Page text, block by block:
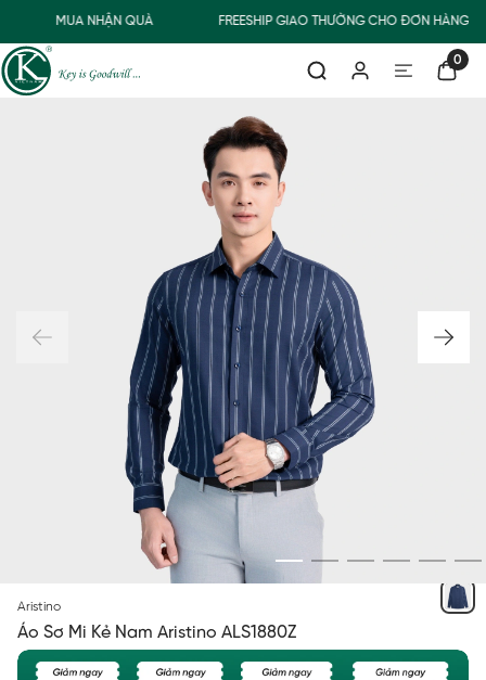
MUA NHẬN QUÀ FREESHIP GIAO THƯỜNG CHO ĐƠN HÀNG
0
Aristino
Áo Sơ Mi Kẻ Nam Aristino ALS1880Z